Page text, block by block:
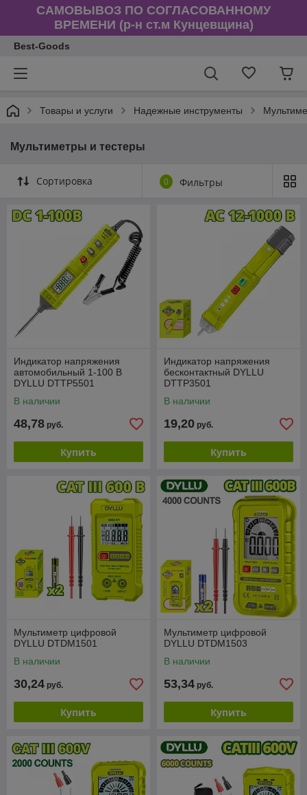
САМОВЫВОЗ ПО СОГЛАСОВАННОМУ
ВРЕМЕНИ (р-н ст.м Кунцевщина)
Best-Goods
Товары и услуги Надежные инструменты
Мультиметры и тестеры
Сортировка 0 Фильтры
Индикатор напряжения
автомобильный 1-100 В
DYLLU DTTP5501
В наличии
48,78 руб.
Купить
Индикатор напряжения
бесконтактный DYLLU
DTTP3501
В наличии
19,20 руб.
Купить
Мультиметр цифровой
DYLLU DTDM1501
В наличии
30,24 руб.
Купить
Мультиметр цифровой
DYLLU DTDM1503
В наличии
53,34 руб.
Купить